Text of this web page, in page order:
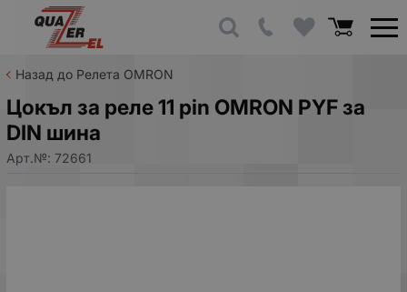
Назад до Релета OMRON
Цокъл за реле 11 pin OMRON PYF за
DIN шина
Арт.№: 72661